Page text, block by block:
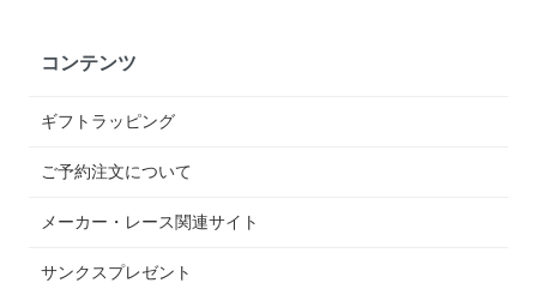
コンテンツ
ギフトラッピング
ご予約注文について
メーカー・レース関連サイト
サンクスプレゼント